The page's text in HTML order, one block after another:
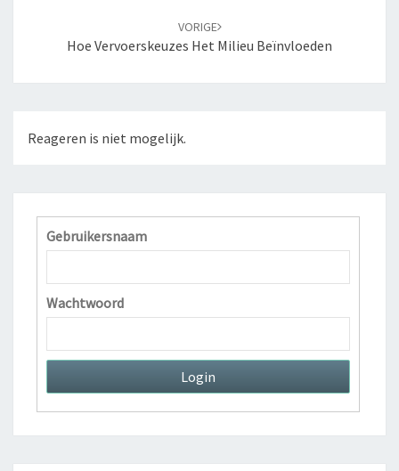
VORIGE
Hoe Vervoerskeuzes Het Milieu Beïnvloeden
Reageren is niet mogelijk.
Gebruikersnaam
Wachtwoord